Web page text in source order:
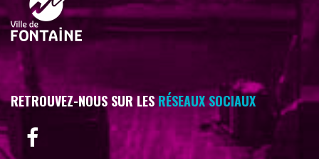
RETROUVEZ-NOUS SUR LESRÉSEAUX SOCIAUX